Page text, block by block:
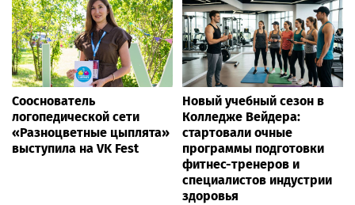
Сооснователь
логопедической сети
«Разноцветные цыплята»
выступила на VK Fest
Новый учебный сезон в
Колледже Вейдера:
стартовали очные
программы подготовки
фитнес-тренеров и
специалистов индустрии
здоровья